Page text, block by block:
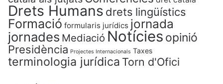
Drets Humans drets lingüístics
Formació formularis jurídics jornada
jornades Mediació Notícies opinió
Presidència Projectes Internacionals Taxes
terminologia jurídica Torn d'Ofici